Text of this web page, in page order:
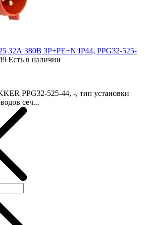
32А 380В 3P+PE+N IP44, PPG32-525-
Есть в наличии
PPG32-525-44, -, тип установки
сеч...